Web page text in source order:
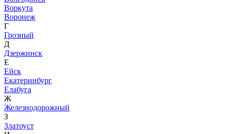
Воркута
Воронеж
Г
Грозный
Д
Дзержинск
Е
Ейск
Екатеринбург
Елабуга
Ж
Железнодорожный
З
Златоуст